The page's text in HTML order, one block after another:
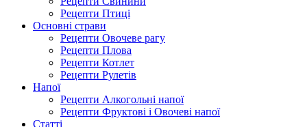
Рецепти Птиці
Основні страви
Рецепти Овочеве рагу
Рецепти Плова
Рецепти Котлет
Рецепти Рулетів
Напої
Рецепти Алкогольні напої
Рецепти Фруктові і Овочеві напої
Статті